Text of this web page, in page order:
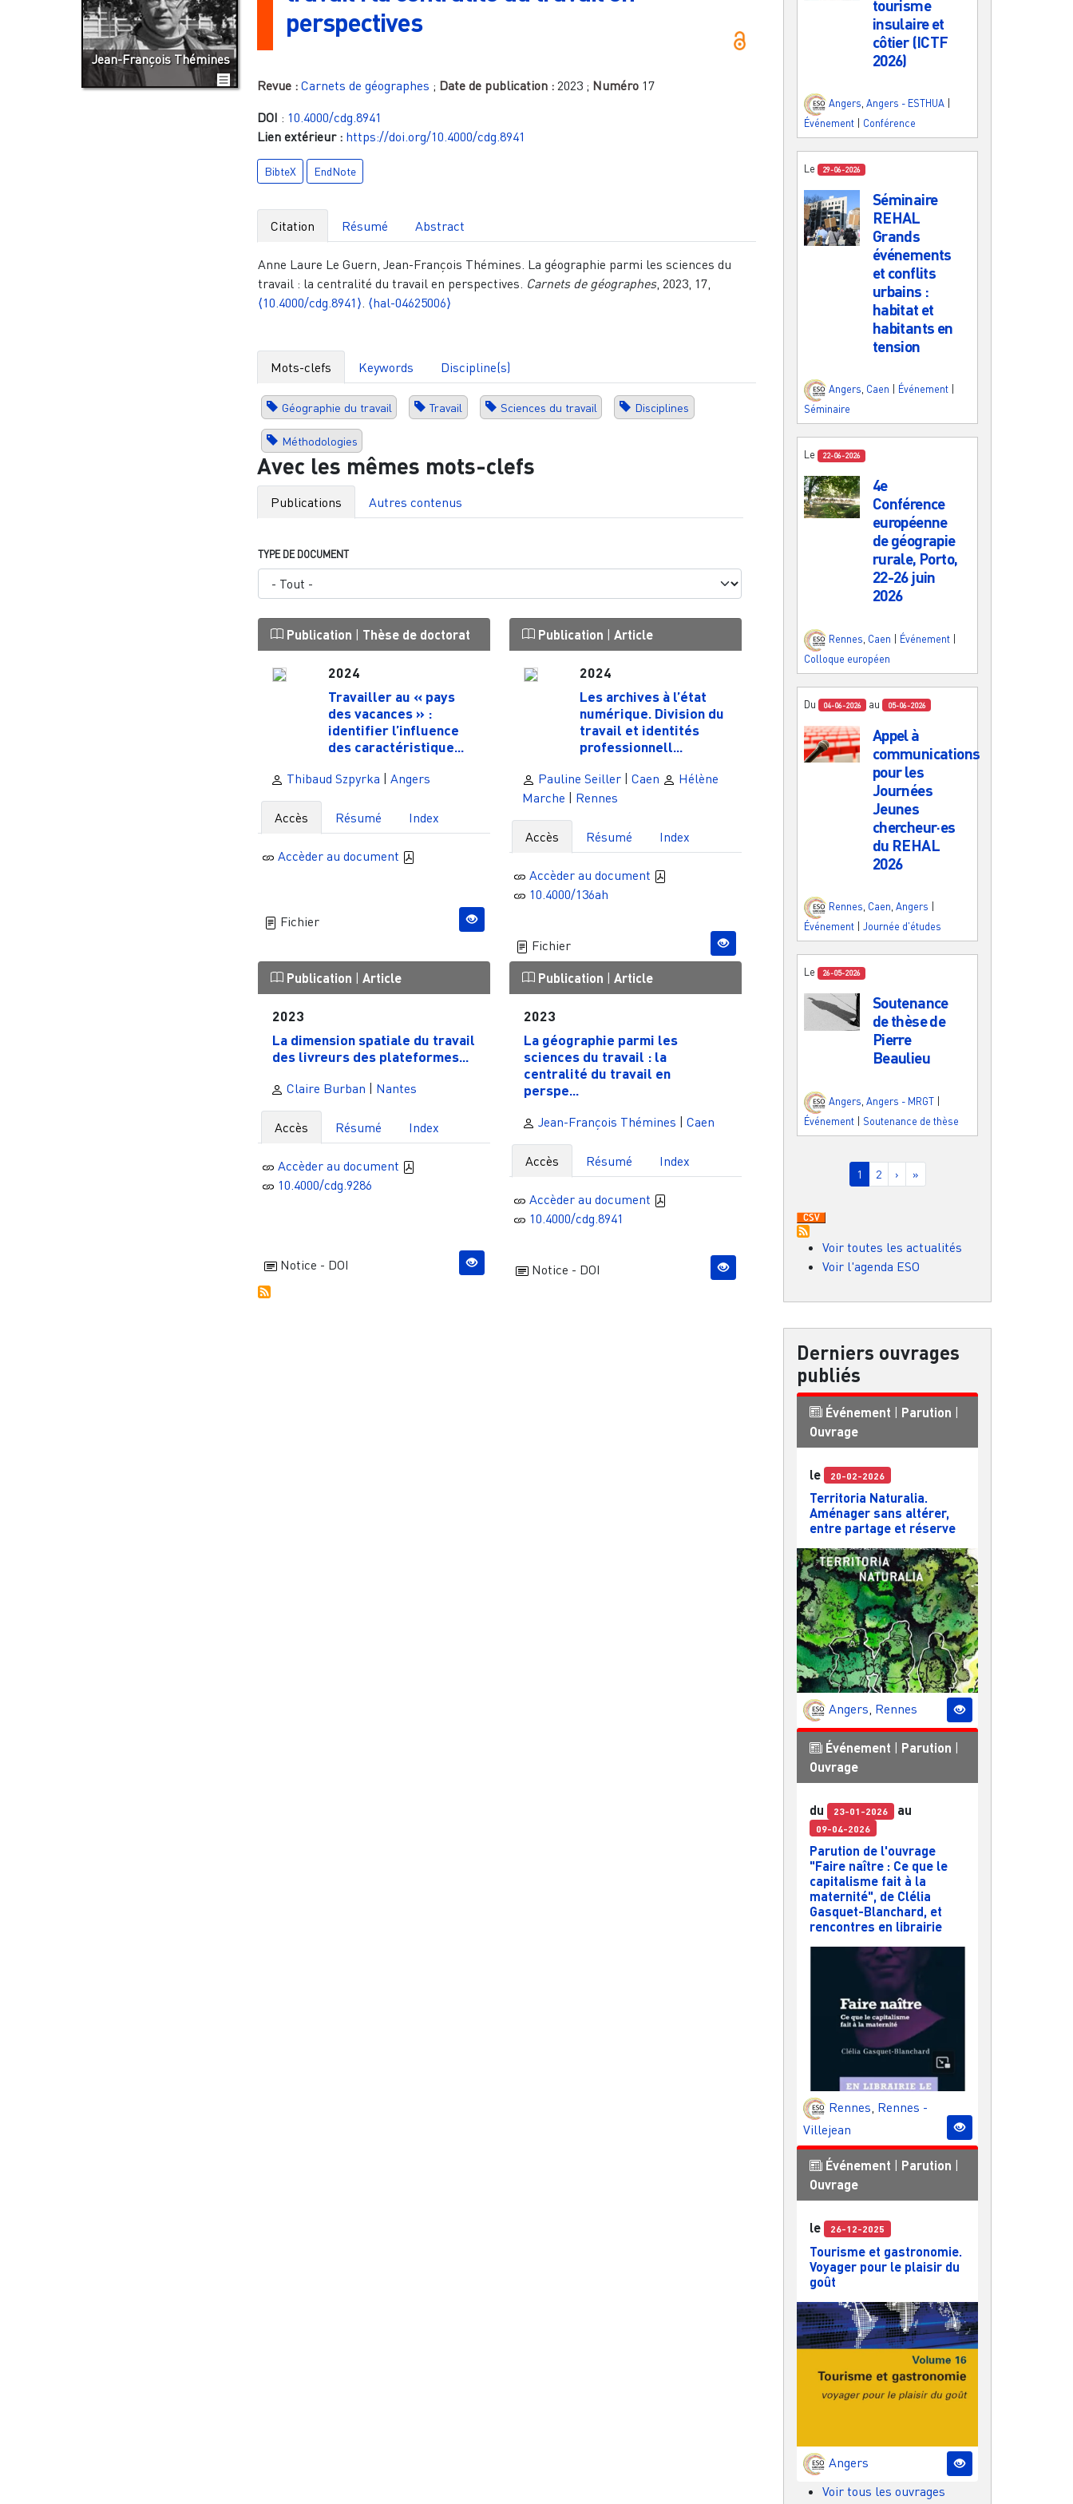
Jean-François Thémines
perspectives
Revue : Carnets de géographes ; Date de publication : 2023 ; Numéro 17
DOI : 10.4000/cdg.8941
Lien extérieur : https://doi.org/10.4000/cdg.8941
BibteX EndNote
Citation Résumé Abstract
Anne Laure Le Guern, Jean-François Thémines. La géographie parmi les sciences du
travail : la centralité du travail en perspectives. Carnets de géographes, 2023, 17,
⟨10.4000/cdg.8941⟩ ⟨hal-04625006⟩
Mots-clefs Keywords Discipline(s)
Géographie du travail Travail Sciences du travail Disciplines
Méthodologies
Avec les mêmes mots-clefs
Publications Autres contenus
TYPE DE DOCUMENT
Publication | Thèse de doctorat
2024
Travailler au « pays
des vacances » :
identifier l’influence
des caractéristique...
Thibaud Szpyrka |Angers
Accès Résumé Index
Accèder au document
Fichier
Publication |Article
2024
Les archives à l’état
numérique. Division du
travail et identités
professionnell...
Pauline Seiller |Caen
Hélène
Marche | Rennes
Accès Résumé Index
Accèder au document
10.4000/136ah
Fichier
Publication |Article
2023
La dimension spatiale du travail
des livreurs des plateformes...
Claire Burban Nantes
Accès Résumé Index
Accèder au document
10.4000/cdg.9286
Notice - DOI
Publication |Article
2023
La géographie parmi les
sciences du travail : la
centralité du travail en
perspe...
Jean-François Thémines |Caen
Accès Résumé Index
Accèder au document
10.4000/cdg.8941
Notice - DOI
tourisme
insulaire et
côtier (ICTF
2026)
Angers Angers - ESTHUA
Événement
Conférence
Le 29-06-2026
Séminaire
REHAL
Grands
événements
et conflits
urbains :
habitat et
habitants en
tension
Angers, Caen Événement
Séminaire
Le 22-06-2026
4e
Conférence
européenne
de géograpie
rurale, Porto,
22-26 juin
2026
Rennes Caen Événement
Colloque européen
Du 04-06-2026 au 05-06-2026
Appel à
communications
pour les
Journées
Jeunes
chercheur·es
du REHAL
2026
Rennes, Caen, Angers
Événement
Journée d'études
Le 26-05-2026
Soutenance
de thèse de
Pierre
Beaulieu
Angers Angers - MRGT
Événement | Soutenance de thèse
Pagination
Page courante
1 Page
2 Page suivante
› Dernière page
»
Voir toutes les actualités
Voir l'agenda ESO
Derniers ouvrages
publiés
Événement | Parution |
Ouvrage
le 20-02-2026
Territoria Naturalia.
Aménager sans altérer,
entre partage et réserve
Angers, Rennes
Événement Parution
Ouvrage
du 23-01-2026 au
09-04-2026
Parution de l'ouvrage
"Faire naître : Ce que le
capitalisme fait à la
maternité", de Clélia
Gasquet-Blanchard, et
rencontres en librairie
Rennes, Rennes -
Villejean
Événement Parution
Ouvrage
le 26-12-2025
Tourisme et gastronomie.
Voyager pour le plaisir du
goût
Angers
Voir tous les ouvrages